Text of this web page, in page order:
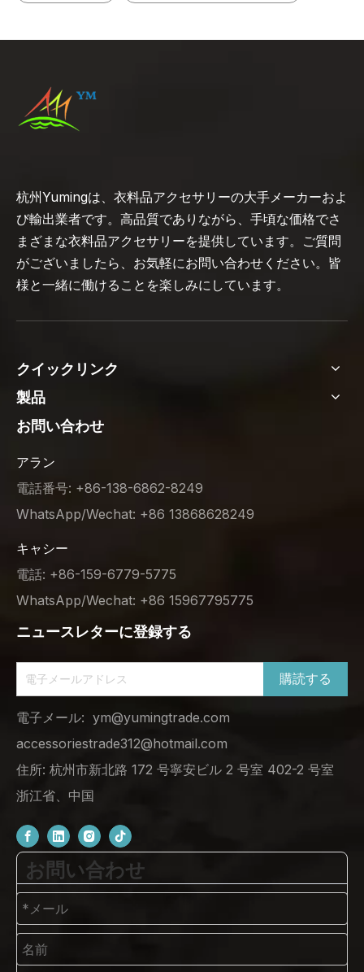
杭州Yumingは、衣料品アクセサリーの大手メーカーおよ
び輸出業者です。高品質でありながら、手頃な価格でさ
まざまな衣料品アクセサリーを提供しています。ご質問
がございましたら、お気軽にお問い合わせください。皆
様と一緒に働けることを楽しみにしています。
クイックリンク
製品
お問い合わせ
アラン
電話番号: +86-138-6862-8249
WhatsApp/Wechat: +86 13868628249
キャシー
電話: +86-159-6779-5775
WhatsApp/Wechat: +86 15967795775
ニュースレターに登録する
購読する
電子メール: ym@yumingtrade.com
accessoriestrade312@hotmail.com
住所: 杭州市新北路 172 号寧安ビル 2 号室 402-2 号室
浙江省、中国
お問い合わせ